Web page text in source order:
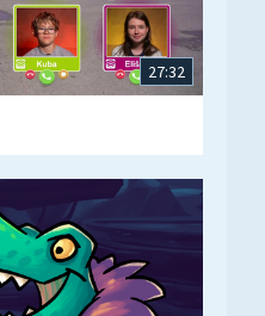
27:32